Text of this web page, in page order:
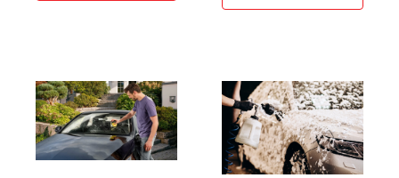
мотоциклов, скутеров,